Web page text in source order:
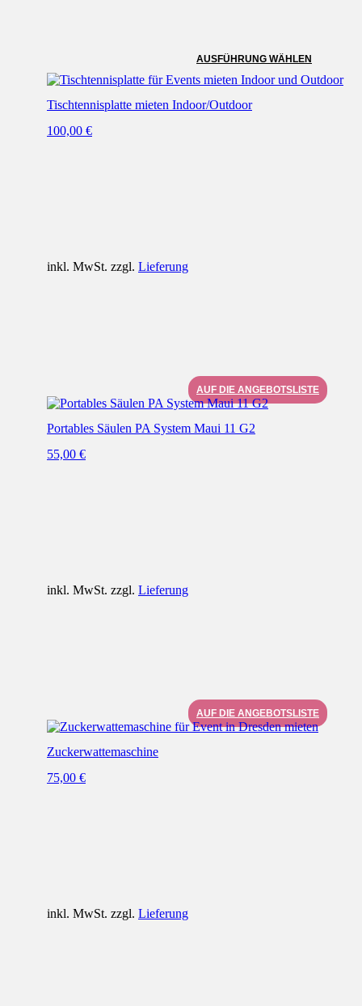
AUSFÜHRUNG WÄHLEN
Tischtennisplatte mieten Indoor/Outdoor
100,00 €
inkl. MwSt. zzgl. Lieferung
AUF DIE ANGEBOTSLISTE
Portables Säulen PA System Maui 11 G2
55,00 €
inkl. MwSt. zzgl. Lieferung
AUF DIE ANGEBOTSLISTE
Zuckerwattemaschine
75,00 €
inkl. MwSt. zzgl. Lieferung